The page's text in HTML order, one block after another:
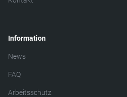
Information
News
FAQ
Arbeitsschutz